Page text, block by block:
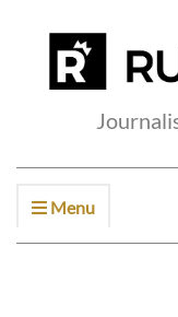
Menu